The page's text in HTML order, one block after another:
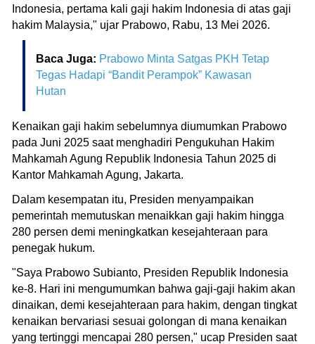
Indonesia, pertama kali gaji hakim Indonesia di atas gaji
hakim Malaysia," ujar Prabowo, Rabu, 13 Mei 2026.
Baca Juga: Prabowo Minta Satgas PKH Tetap
Tegas Hadapi “Bandit Perampok” Kawasan
Hutan
Kenaikan gaji hakim sebelumnya diumumkan Prabowo
pada Juni 2025 saat menghadiri Pengukuhan Hakim
Mahkamah Agung Republik Indonesia Tahun 2025 di
Kantor Mahkamah Agung, Jakarta.
Dalam kesempatan itu, Presiden menyampaikan
pemerintah memutuskan menaikkan gaji hakim hingga
280 persen demi meningkatkan kesejahteraan para
penegak hukum.
"Saya Prabowo Subianto, Presiden Republik Indonesia
ke-8. Hari ini mengumumkan bahwa gaji-gaji hakim akan
dinaikan, demi kesejahteraan para hakim, dengan tingkat
kenaikan bervariasi sesuai golongan di mana kenaikan
yang tertinggi mencapai 280 persen," ucap Presiden saat